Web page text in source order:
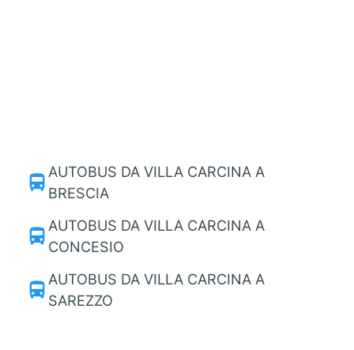
directions_bus AUTOBUS DA VILLA CARCINA A
BRESCIA
directions_bus AUTOBUS DA VILLA CARCINA A
CONCESIO
directions_bus AUTOBUS DA VILLA CARCINA A
SAREZZO